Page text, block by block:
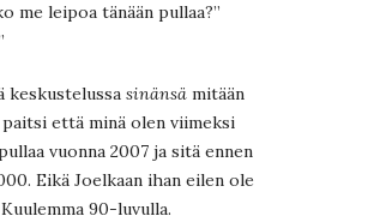
me leipoa tänään pullaa?”
keskustelussa sinänsä mitään
että minä olen viimeksi
vuonna 2007 ja sitä ennen
Eikä Joelkaan ihan eilen ole
90-luvulla.